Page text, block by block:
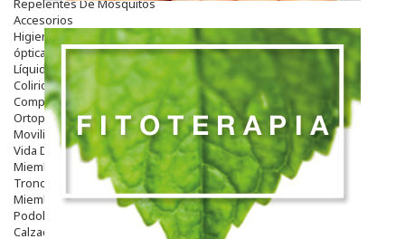
Accesorios
Higiene
óptica
Líquidos Lentillas
Colirios
Complementos Alimentarios.
Ortopedia - Accesorios
Movilidad
Vida Diaria
Miembro Superior
Tronco
Miembro Inferior
Podología
Calzado